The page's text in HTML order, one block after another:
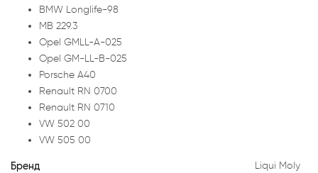
BMW Longlife-98
MB 229.3
Opel GMLL-A-025
Opel GM-LL-B-025
Porsche A40
Renault RN 0700
Renault RN 0710
VW 502 00
VW 505 00
Бренд Liqui Moly